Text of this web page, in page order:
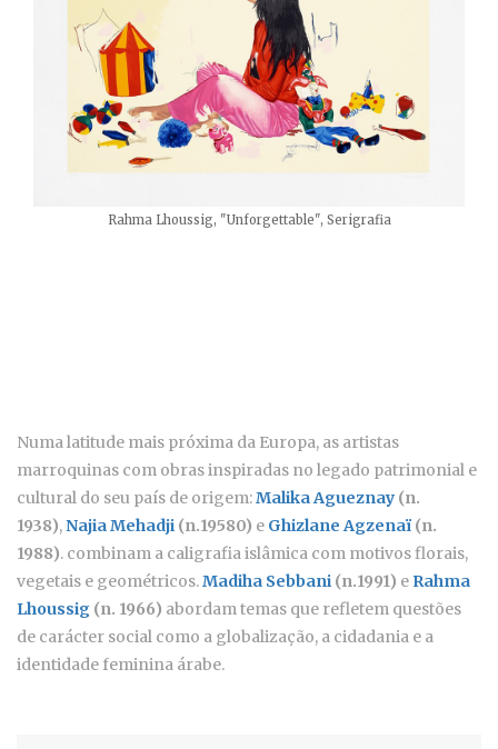
Rahma Lhoussig, "Unforgettable", Serigrafia
Numa latitude mais próxima da Europa, as artistas
marroquinas com obras inspiradas no legado patrimonial e
cultural do seu país de origem:Malika Agueznay (n.
1938),Najia Mehadji (n.19580) e Ghizlane Agzenaï (n.
1988). combinam a caligrafia islâmica com motivos florais,
vegetais e geométricos.Madiha Sebbani (n.1991) e Rahma
Lhoussig (n. 1966) abordam temas que refletem questões
de carácter social como a globalização, a cidadania e a
identidade feminina árabe.